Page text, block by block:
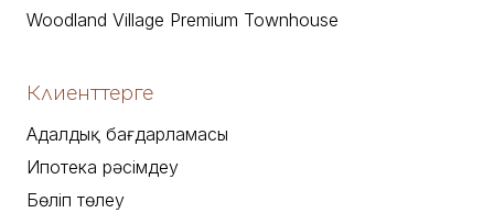
Woodland Village Premium Townhouse
Клиенттерге
Адалдық бағдарламасы
Ипотека рәсімдеу
Бөліп төлеу